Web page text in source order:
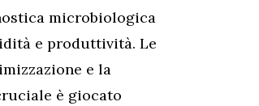
microbiologica
e produttività. Le
e la
è giocato